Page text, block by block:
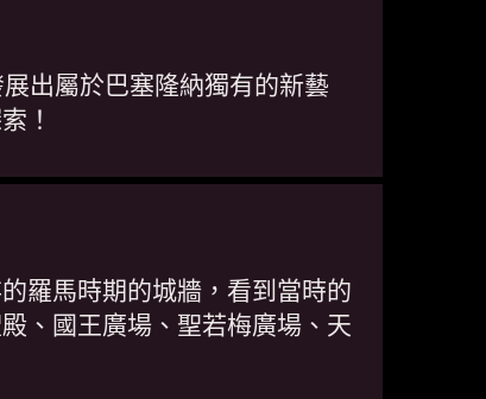
出屬於巴塞隆納獨有的新藝
！
羅馬時期的城牆，看到當時的
、國王廣場、聖若梅廣場、天